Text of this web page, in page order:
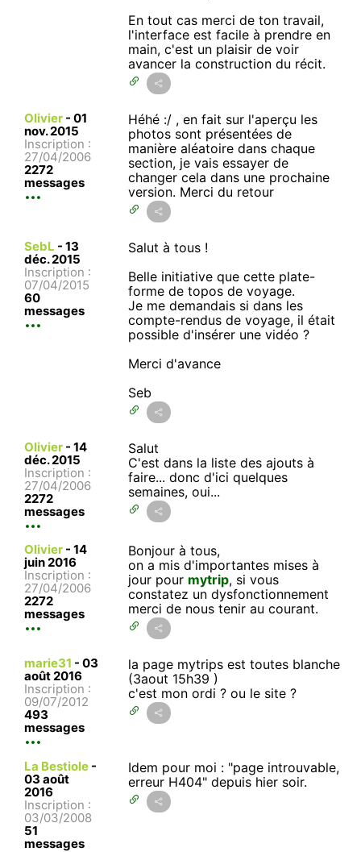
En tout cas merci de ton travail,
l'interface est facile à prendre en
main, c'est un plaisir de voir
avancer la construction du récit.
Olivier - 01
nov. 2015
Inscription :
27/04/2006
2272
messages
Héhé :/ , en fait sur l'aperçu les
photos sont présentées de
manière aléatoire dans chaque
section, je vais essayer de
changer cela dans une prochaine
version. Merci du retour
SebL - 13
déc. 2015
Inscription :
07/04/2015
60
messages
Salut à tous !
Belle initiative que cette plate-
forme de topos de voyage.
Je me demandais si dans les
compte-rendus de voyage, il était
possible d'insérer une vidéo ?
Merci d'avance
Seb
Olivier - 14
déc. 2015
Inscription :
27/04/2006
2272
messages
Salut
C'est dans la liste des ajouts à
faire... donc d'ici quelques
semaines, oui...
Olivier - 14
juin 2016
Inscription :
27/04/2006
2272
messages
Bonjour à tous,
on a mis d'importantes mises à
jour pour mytrip, si vous
constatez un dysfonctionnement
merci de nous tenir au courant.
marie31 - 03
août 2016
Inscription :
09/07/2012
493
messages
la page mytrips est toutes blanche
(3aout 15h39 )
c'est mon ordi ? ou le site ?
La Bestiole -
03 août
2016
Inscription :
03/03/2008
51
messages
Idem pour moi : "page introuvable,
erreur H404" depuis hier soir.